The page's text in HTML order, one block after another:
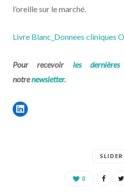
l’oreille sur le marché.
Livre Blanc_Donnees cliniques
Pour recevoir les
notrenewsletter.
SLIDER
0